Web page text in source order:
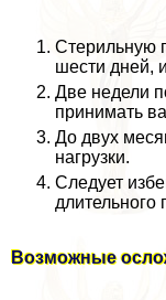
Стерильную
шести дней,
Две недели
принимать
До двух
нагрузки.
Следует
длительного
Возможные